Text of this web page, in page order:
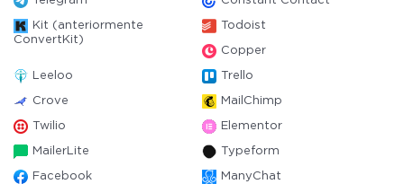
Kit (anteriormente
ConvertKit)
Todoist
Copper
Leeloo Trello
Crove MailChimp
Twilio Elementor
MailerLite Typeform
Facebook ManyChat